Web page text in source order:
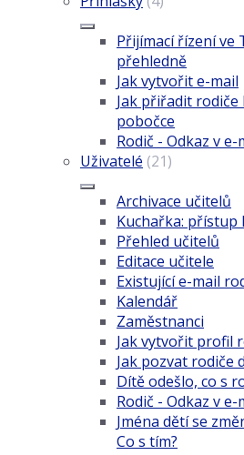
Přijímací řízení ve
přehledně
Jak vytvořit e-mail
Jak přiřadit
pobočce
Rodič - Odkaz v
Uživatelé (21)
Archivace učitelů
Kuchařka:
Přehled učitelů
Editace učitele
Existující e-mail
Kalendář
Zaměstnanci
Jak vytvořit profil
Jak pozvat rodiče
Dítě odešlo, co s
Rodič - Odkaz v
Jména dětí se
Co s tím?